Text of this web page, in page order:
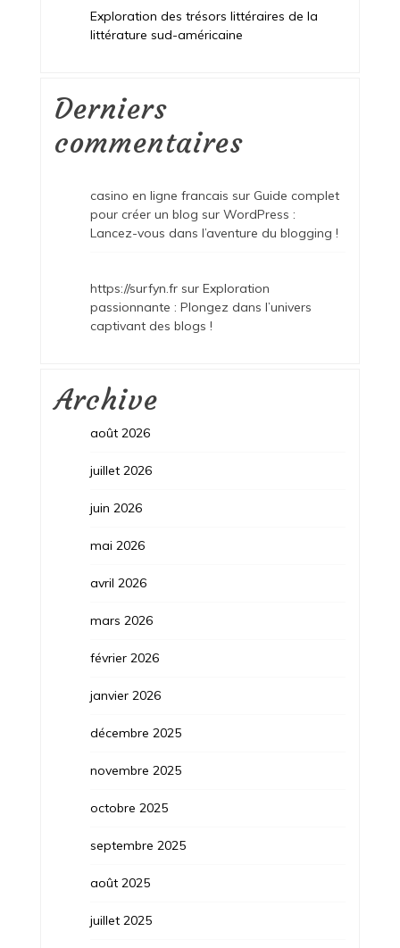
Exploration des trésors littéraires de la
littérature sud-américaine
Derniers
commentaires
casino en ligne francais sur Guide complet
pour créer un blog sur WordPress :
Lancez-vous dans l’aventure du blogging !
https://surfyn.frsur Exploration
passionnante : Plongez dans l’univers
captivant des blogs !
Archive
août 2026
juillet 2026
juin 2026
mai 2026
avril 2026
mars 2026
février 2026
janvier 2026
décembre 2025
novembre 2025
octobre 2025
septembre 2025
août 2025
juillet 2025